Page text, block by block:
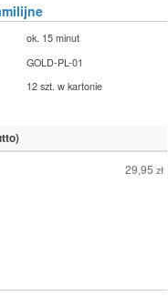
ok. 15 minut
GOLD-PL-01
12 szt. w kartonie
29,95 zł